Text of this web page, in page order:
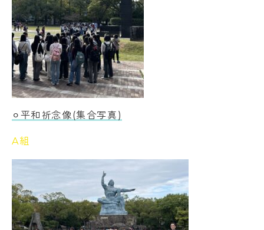
⚪︎平和祈念像(集合写真)
A組